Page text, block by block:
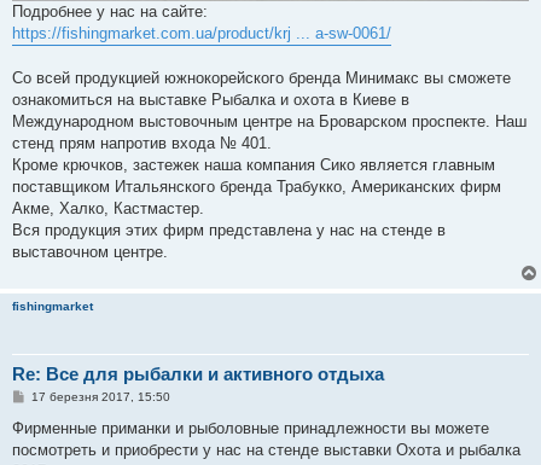
Подробнее у нас на сайте:
https://fishingmarket.com.ua/product/krj ... a-sw-0061/
Со всей продукцией южнокорейского бренда Минимакс вы сможете
ознакомиться на выставке Рыбалка и охота в Киеве в
Международном выстовочным центре на Броварском проспекте. Наш
стенд прям напротив входа № 401.
Кроме крючков, застежек наша компания Сико является главным
поставщиком Итальянского бренда Трабукко, Американских фирм
Акме, Халко, Кастмастер.
Вся продукция этих фирм представлена у нас на стенде в
выставочном центре.
fishingmarket
Re: Все для рыбалки и активного отдыха
П
в
д
17 березня 2017, 15:50
Фирменные приманки и рыболовные принадлежности вы можете
посмотреть и приобрести у нас на стенде выставки Охота и рыбалка